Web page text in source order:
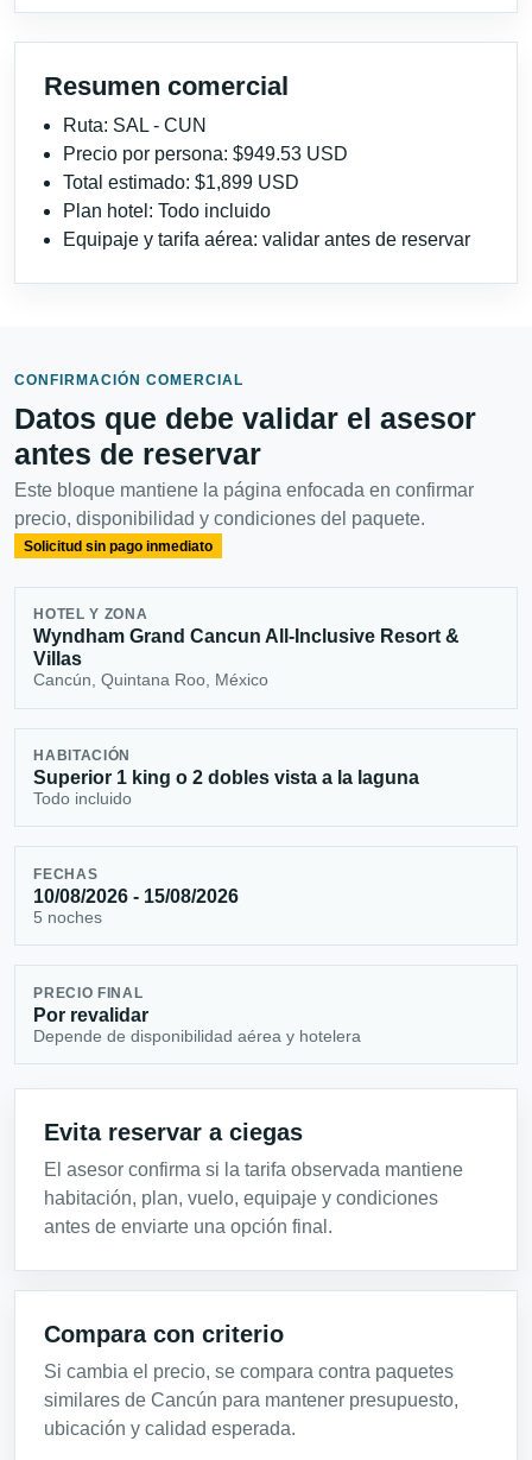
Resumen comercial
Ruta: SAL - CUN
Precio por persona: $949.53 USD
Total estimado: $1,899 USD
Plan hotel: Todo incluido
Equipaje y tarifa aérea: validar antes de reservar
CONFIRMACIÓN COMERCIAL
Datos que debe validar el asesor
antes de reservar
Este bloque mantiene la página enfocada en confirmar
precio, disponibilidad y condiciones del paquete.
Solicitud sin pago inmediato
HOTEL Y ZONA
Wyndham Grand Cancun All-Inclusive Resort &
Villas
Cancún, Quintana Roo, México
HABITACIÓN
Superior 1 king o 2 dobles vista a la laguna
Todo incluido
FECHAS
10/08/2026 - 15/08/2026
5 noches
PRECIO FINAL
Por revalidar
Depende de disponibilidad aérea y hotelera
Evita reservar a ciegas
El asesor confirma si la tarifa observada mantiene
habitación, plan, vuelo, equipaje y condiciones
antes de enviarte una opción final.
Compara con criterio
Si cambia el precio, se compara contra paquetes
similares de Cancún para mantener presupuesto,
ubicación y calidad esperada.